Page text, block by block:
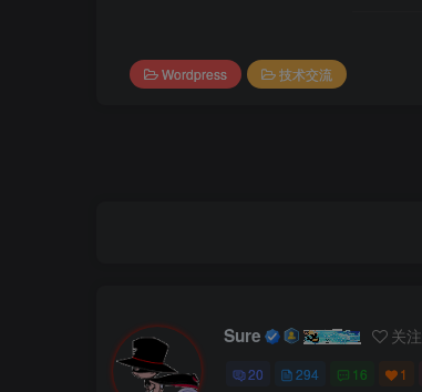
Wordpress 技术交流
Sure 关注
20 294 16 1